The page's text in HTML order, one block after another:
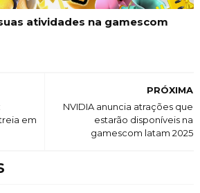
atividades na gamescom
PRÓXIMA
NVIDIA anuncia atrações que
estarão disponíveis na
gamescom latam 2025
em